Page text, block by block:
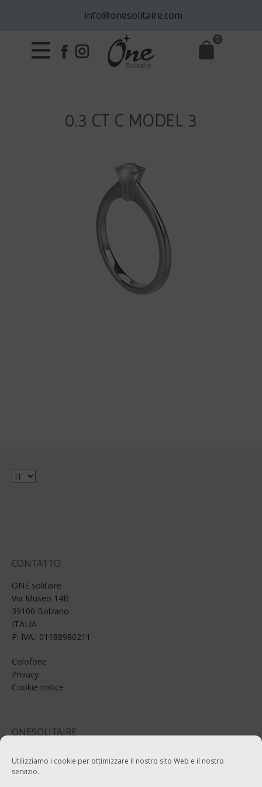
Utilizziamo i cookie per ottimizzare il nostro sito Web e il nostro
servizio.
info@onesolitaire.com
0
0.3 CT C MODEL 3
Scegli
CONTATTO
ONE solitaire
Via Museo 14B
39100 Bolzano
ITALIA
P. IVA.: 01188980211
Colofone
Privacy
Cookie notice
ONESOLITAIRE